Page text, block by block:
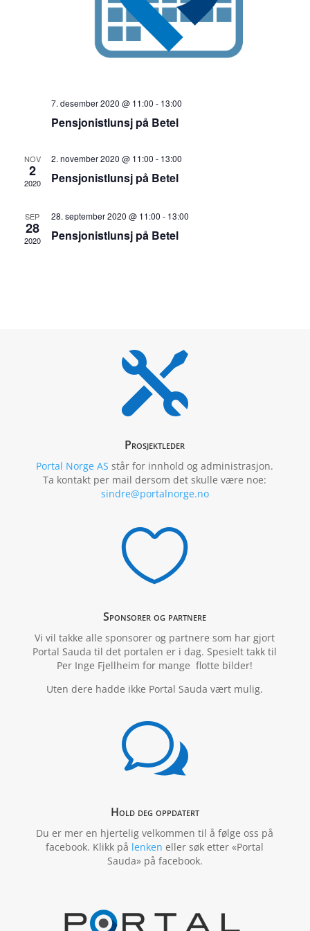
7. desember 2020 @ 11:00 - 13:00
Pensjonistlunsj på Betel
NOV
2
2020
2. november 2020 @ 11:00 - 13:00
Pensjonistlunsj på Betel
SEP
28
2020
28. september 2020 @ 11:00 - 13:00
Pensjonistlunsj på Betel

Prosjektleder
Portal Norge AS står for innhold og administrasjon.
Ta kontakt per mail dersom det skulle være noe:
sindre@portalnorge.no

Sponsorer og partnere
Vi vil takke alle sponsorer og partnere som har gjort
Portal Sauda til det portalen er i dag. Spesielt takk til
Per Inge Fjellheim for mange flotte bilder!
Uten dere hadde ikke Portal Sauda vært mulig.
w
Hold deg oppdatert
Du er mer en hjertelig velkommen til å følge oss på
facebook. Klikk på lenken eller søk etter «Portal
Sauda» på facebook.